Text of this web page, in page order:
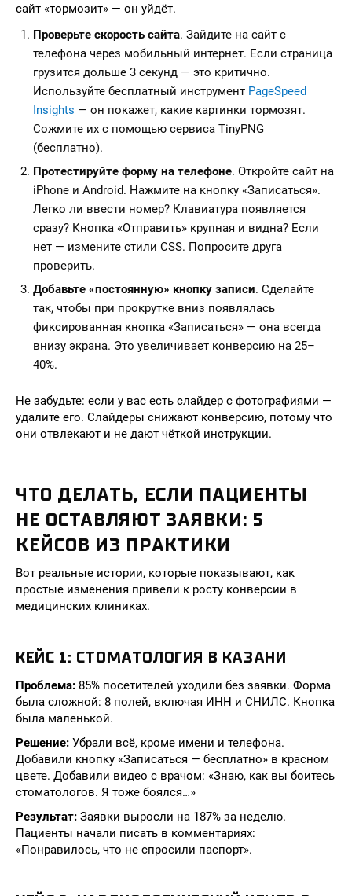
сайт «тормозит» — он уйдёт.
Проверьте скорость сайта. Зайдите на сайт с
телефона через мобильный интернет. Если страница
грузится дольше 3 секунд — это критично.
Используйте бесплатный инструмент PageSpeed
Insights — он покажет, какие картинки тормозят.
Сожмите их с помощью сервиса TinyPNG
(бесплатно).
Протестируйте форму на телефоне. Откройте сайт на
iPhone и Android. Нажмите на кнопку «Записаться».
Легко ли ввести номер? Клавиатура появляется
сразу? Кнопка «Отправить» крупная и видна? Если
нет — измените стили CSS. Попросите друга
проверить.
Добавьте «постоянную» кнопку записи. Сделайте
так, чтобы при прокрутке вниз появлялась
фиксированная кнопка «Записаться» — она всегда
внизу экрана. Это увеличивает конверсию на 25–
40%.
Не забудьте: если у вас есть слайдер с фотографиями —
удалите его. Слайдеры снижают конверсию, потому что
они отвлекают и не дают чёткой инструкции.
ЧТО ДЕЛАТЬ, ЕСЛИ ПАЦИЕНТЫ
НЕ ОСТАВЛЯЮТ ЗАЯВКИ: 5
КЕЙСОВ ИЗ ПРАКТИКИ
Вот реальные истории, которые показывают, как
простые изменения привели к росту конверсии в
медицинских клиниках.
КЕЙС 1: СТОМАТОЛОГИЯ В КАЗАНИ
Проблема: 85% посетителей уходили без заявки. Форма
была сложной: 8 полей, включая ИНН и СНИЛС. Кнопка
была маленькой.
Решение: Убрали всё, кроме имени и телефона.
Добавили кнопку «Записаться — бесплатно» в красном
цвете. Добавили видео с врачом: «Знаю, как вы боитесь
стоматологов. Я тоже боялся…»
Результат: Заявки выросли на 187% за неделю.
Пациенты начали писать в комментариях:
«Понравилось, что не спросили паспорт».